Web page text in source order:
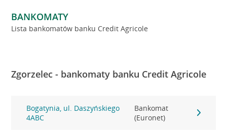
BANKOMATY
Lista bankomatów banku Credit Agricole
Zgorzelec - bankomaty banku Credit Agricole
Bogatynia, ul. Daszyńskiego
4ABC
Bankomat
(Euronet)